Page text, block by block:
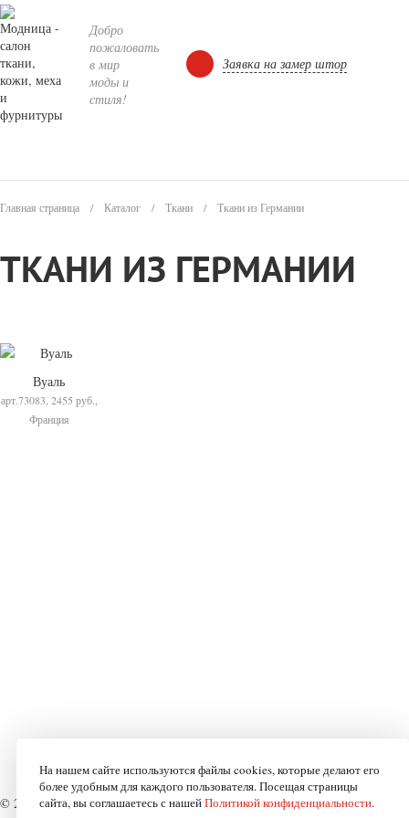
Добро
пожаловать
в мир
моды и
стиля!
Заявка на замер штор
Главная страница / Каталог / Ткани / Ткани из Германии
ТКАНИ ИЗ ГЕРМАНИИ
Вуаль
арт.73083, 2455 руб.,
Франция
© 2008-2026 «Модница» Мы в соцсетях: Создание сайта
На нашем сайте используются файлы cookies, которые делают его
более удобным для каждого пользователя. Посещая страницы
сайта, вы соглашаетесь с нашейПолитикой конфиденциальности.